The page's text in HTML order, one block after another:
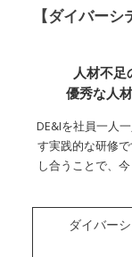
【ダイバー
人材不足
優秀な人
DE&Iを社員一人
す実践的な研修
し合うことで、
ダイバー